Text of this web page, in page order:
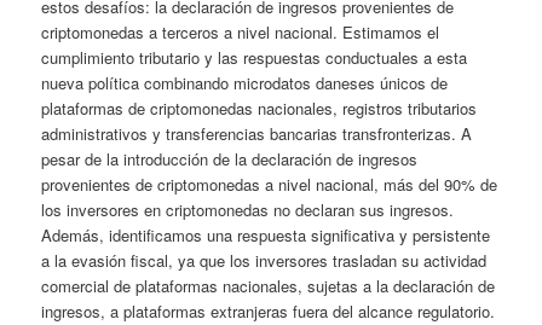
estos desafíos: la declaración de ingresos provenientes de
criptomonedas a terceros a nivel nacional. Estimamos el
cumplimiento tributario y las respuestas conductuales a esta
nueva política combinando microdatos daneses únicos de
plataformas de criptomonedas nacionales, registros tributarios
administrativos y transferencias bancarias transfronterizas. A
pesar de la introducción de la declaración de ingresos
provenientes de criptomonedas a nivel nacional, más del 90% de
los inversores en criptomonedas no declaran sus ingresos.
Además, identificamos una respuesta significativa y persistente
a la evasión fiscal, ya que los inversores trasladan su actividad
comercial de plataformas nacionales, sujetas a la declaración de
ingresos, a plataformas extranjeras fuera del alcance regulatorio.